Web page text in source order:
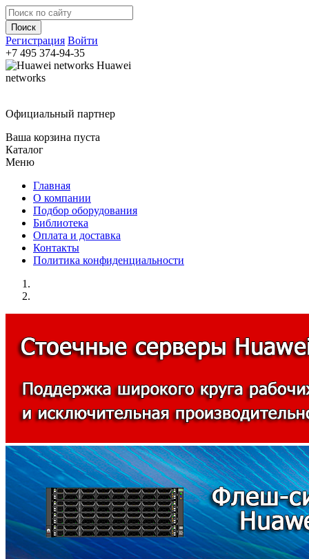
Регистрация Войти
+7 495 374-94-35
Huawei
networks
Официальный партнер
Ваша корзина пуста
Каталог
Меню
Главная
О компании
Подбор оборудования
Библиотека
Оплата и доставка
Контакты
Политика конфиденциальности